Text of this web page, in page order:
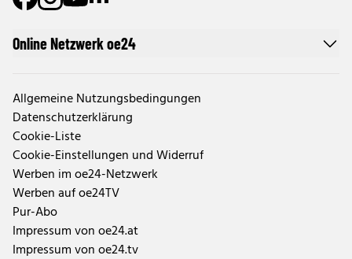
Online Netzwerk oe24
Allgemeine Nutzungsbedingungen
Datenschutzerklärung
Cookie-Liste
Cookie-Einstellungen und Widerruf
Werben im oe24-Netzwerk
Werben auf oe24TV
Pur-Abo
Impressum von oe24.at
Impressum von oe24.tv